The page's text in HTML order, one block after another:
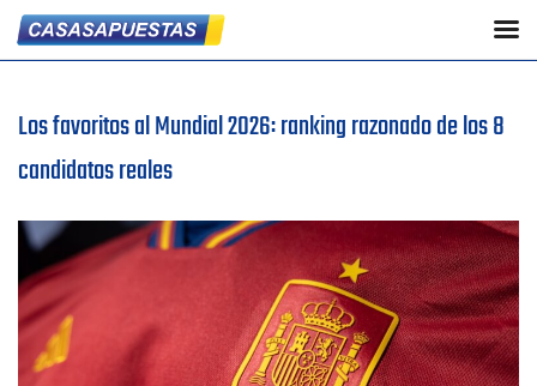
Los favoritos al Mundial 2026: ranking razonado de los 8
candidatos reales